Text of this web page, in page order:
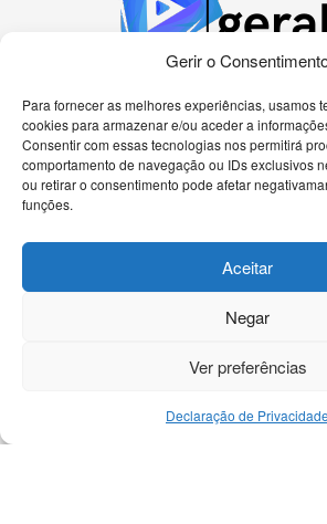
Gerir o
Para fornecer as melhores experiências, usamos
cookies para armazenar e/ou aceder a
Consentir com essas tecnologias nos permitirá
comportamento de navegação ou IDs exclusivos
ou retirar o consentimento pode afetar
funções.
Aceitar
Negar
Ver preferências
Declaração de Privacidade
Bem-vindo à nossa plataforma
apaixonados por tecnologia! Aqui,
as últimas novidades sobre
e uma gama diversificada de
atualizadas, análises detalhadas e
passo para ajudá-lo a navegar
tecnológico de forma